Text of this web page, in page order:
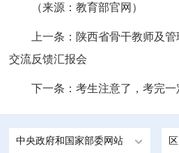
（来源：教育部官网）
上一条： 陕西省骨干教师及
交流反馈汇报会
下一条：考生注意了，考完一
中央政府和国家部委网站